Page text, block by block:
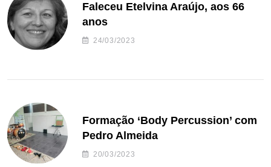
Faleceu Etelvina Araújo, aos 66
anos
24/03/2023
Formação ‘Body Percussion’ com
Pedro Almeida
20/03/2023